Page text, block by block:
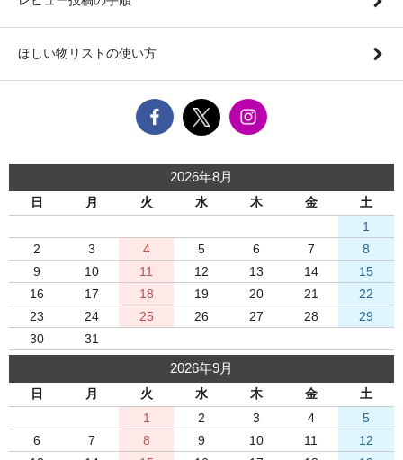
ほしい物リストの使い方
2026年8月
日 月 火 水 木 金
土
1
2
3 4 5 6 7
8
9
10 11 12 13 14
15
16
17 18 19 20 21
22
23
24 25 26 27 28
29
30
31
2026年9月
日 月 火 水 木 金
土
1
2 3 4
5
6
7 8 9 10 11
12